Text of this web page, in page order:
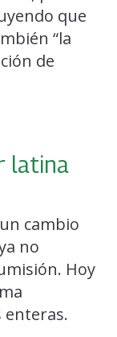
que
“la
de
latina
cambio
no
Hoy
enteras.